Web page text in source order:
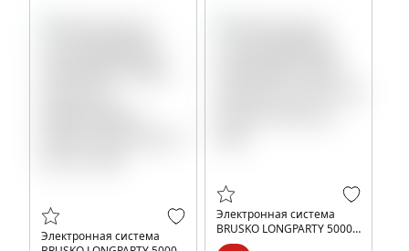
Электронная система
Электронная система
BRUSKO LONGPARTY 5000 с
ароматом манго, 20 мг/